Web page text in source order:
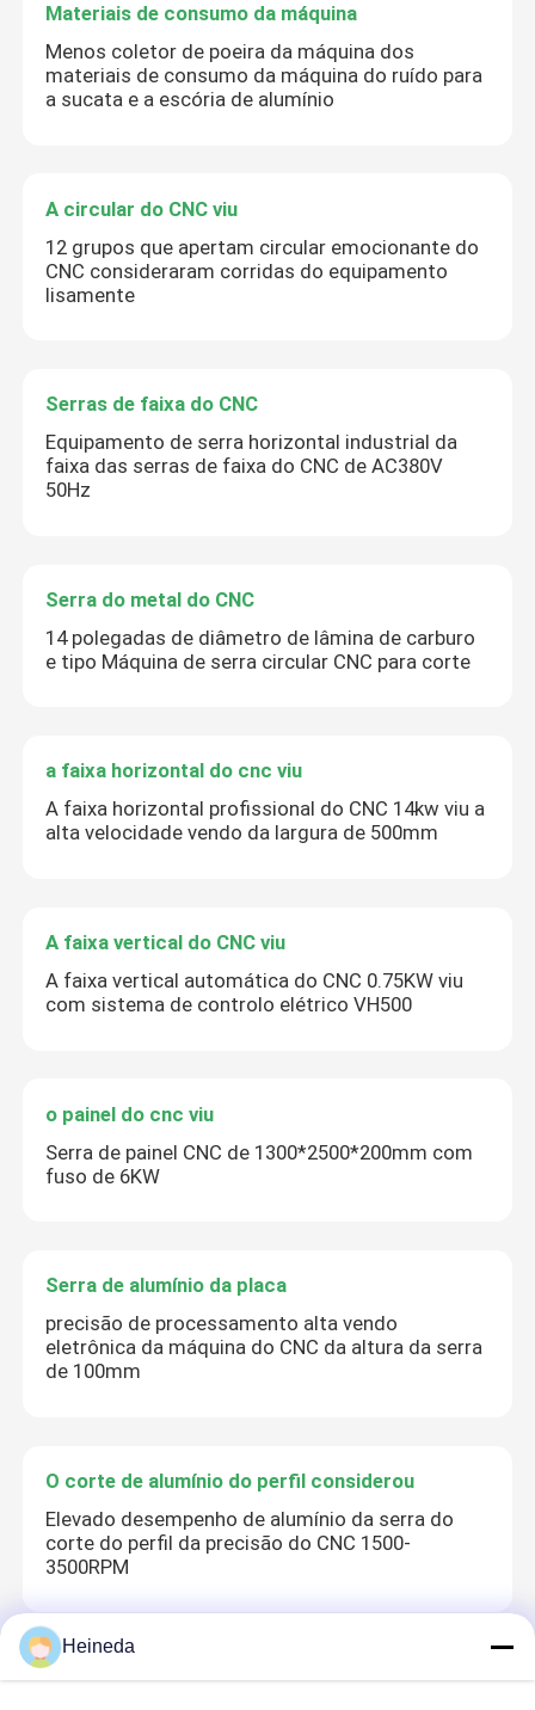
Materiais de consumo da máquina
Menos coletor de poeira da máquina dos
materiais de consumo da máquina do ruído para
a sucata e a escória de alumínio
A circular do CNC viu
12 grupos que apertam circular emocionante do
CNC consideraram corridas do equipamento
lisamente
Serras de faixa do CNC
Equipamento de serra horizontal industrial da
faixa das serras de faixa do CNC de AC380V
50Hz
Serra do metal do CNC
14 polegadas de diâmetro de lâmina de carburo
e tipo Máquina de serra circular CNC para corte
a faixa horizontal do cnc viu
A faixa horizontal profissional do CNC 14kw viu a
alta velocidade vendo da largura de 500mm
A faixa vertical do CNC viu
A faixa vertical automática do CNC 0.75KW viu
com sistema de controlo elétrico VH500
o painel do cnc viu
Serra de painel CNC de 1300*2500*200mm com
fuso de 6KW
Serra de alumínio da placa
precisão de processamento alta vendo
eletrônica da máquina do CNC da altura da serra
de 100mm
O corte de alumínio do perfil considerou
Elevado desempenho de alumínio da serra do
corte do perfil da precisão do CNC 1500-
3500RPM
Linha vendo
Heineda